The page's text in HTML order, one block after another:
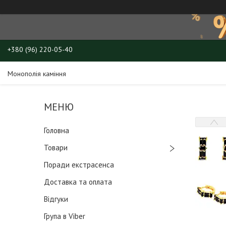
+380 (96) 220-05-40
Монополія каміння
Головна
Товари
Поради екстрасенса
Доставка та оплата
Відгуки
Група в Viber